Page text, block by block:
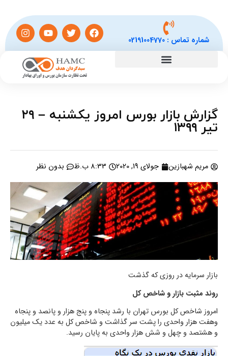
شماره تماس :02191004770
گزارش بازار بورس امروز یکشنبه – ۲۹
تیر ۱۳۹۹
مریم شهبازین جولای 19, 2020 8:33 ب.ظ بدون نظر
بازار سرمایه در روزی که گذشت
روند مثبت بازار و شاخص کل
امروز شاخص کل بورس تهران با رشد پنجاه و پنج هزار و پانصد و پنجاه
وهفت هزار واحدی را پشت سر گذاشت و شاخص کل به عدد یک میلیون
و هشتصد و چهل و شش هزار واحدی به پایان رسید.